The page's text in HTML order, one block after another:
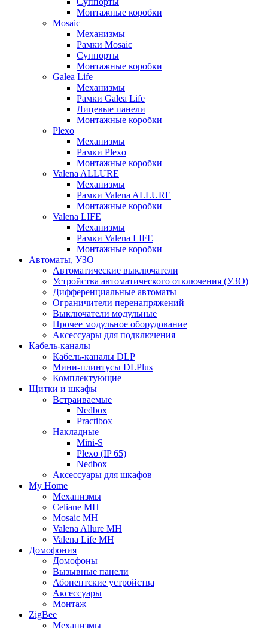
Монтажные коробки
Mosaic
Механизмы
Рамки Mosaic
Суппорты
Монтажные коробки
Galea Life
Механизмы
Рамки Galea Life
Лицевые панели
Монтажные коробки
Plexo
Механизмы
Рамки Plexo
Монтажные коробки
Valena ALLURE
Механизмы
Рамки Valena ALLURE
Монтажные коробки
Valena LIFE
Механизмы
Рамки Valena LIFE
Монтажные коробки
Автоматы, УЗО
Автоматические выключатели
Устройства автоматического отключения (УЗО)
Дифференциальные автоматы
Ограничители перенапряжений
Выключатели модульные
Прочее модульное оборудование
Аксессуары для подключения
Кабель-каналы
Кабель-каналы DLP
Мини-плинтусы DLPlus
Комплектующие
Щитки и шкафы
Встраиваемые
Nedbox
Practibox
Накладные
Mini-S
Plexo (IP 65)
Nedbox
Аксессуары для шкафов
My Home
Механизмы
Celiane MH
Mosaic MH
Valena Allure MH
Valena Life MH
Домофония
Домофоны
Вызывные панели
Абонентские устройства
Аксессуары
Монтаж
ZigBee
Механизмы